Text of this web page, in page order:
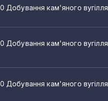
Добування кам'яного вугілля
Добування кам'яного вугілля
Добування кам'яного вугілля